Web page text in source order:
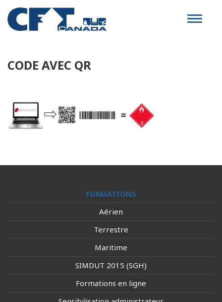
Toggle
CODE AVEC QR
FORMATIONS
Aérien
Terrestre
Maritime
SIMDUT 2015 (SGH)
Formations en ligne